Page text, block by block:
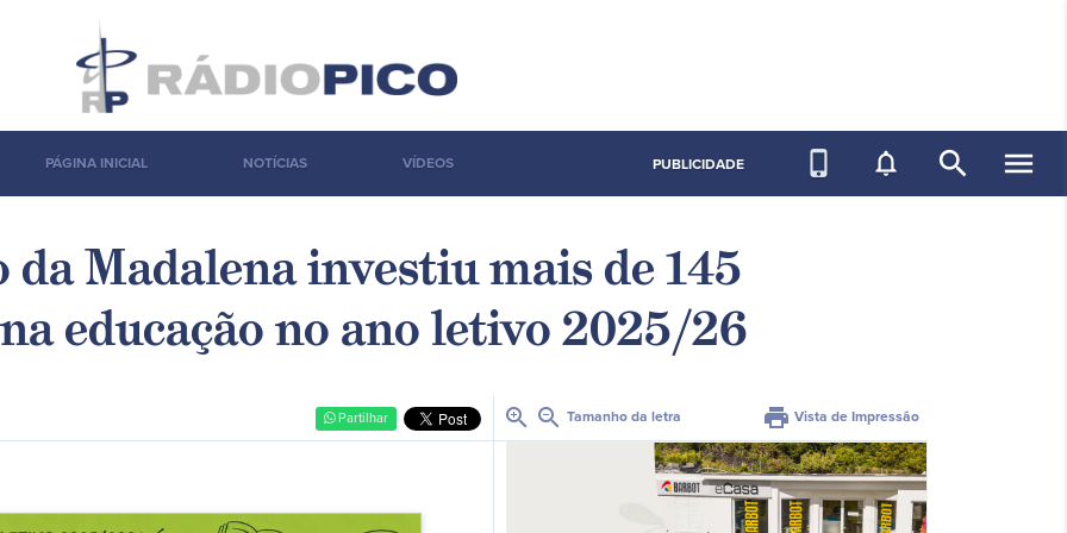
PÁGINA INICIAL NOTÍCIAS VÍDEOS PUBLICIDADE phone_iphone notifications_none search menu
Madalena investiu mais de 145
educação no ano letivo 2025/26
Partilhar zoom_in zoom_out Tamanho da letra print Vista de Impressão